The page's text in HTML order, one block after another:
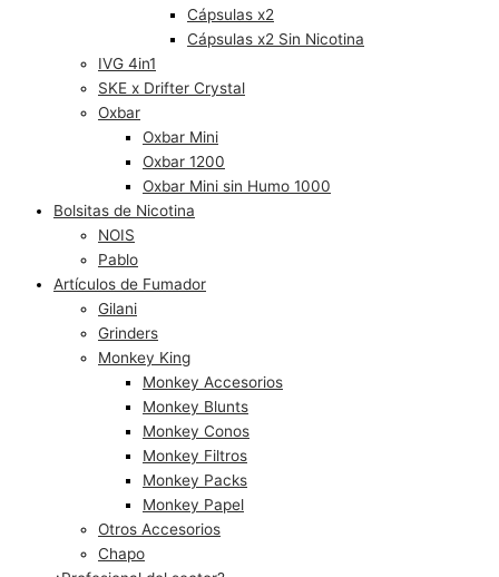
Cápsulas x2
Cápsulas x2 Sin Nicotina
IVG 4in1
SKE x Drifter Crystal
Oxbar
Oxbar Mini
Oxbar 1200
Oxbar Mini sin Humo 1000
Bolsitas de Nicotina
NOIS
Pablo
Artículos de Fumador
Gilani
Grinders
Monkey King
Monkey Accesorios
Monkey Blunts
Monkey Conos
Monkey Filtros
Monkey Packs
Monkey Papel
Otros Accesorios
Chapo